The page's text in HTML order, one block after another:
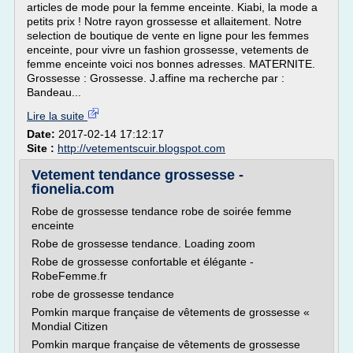
articles de mode pour la femme enceinte. Kiabi, la mode a
petits prix ! Notre rayon grossesse et allaitement. Notre
selection de boutique de vente en ligne pour les femmes
enceinte, pour vivre un fashion grossesse, vetements de
femme enceinte voici nos bonnes adresses. MATERNITE.
Grossesse : Grossesse. J.affine ma recherche par :
Bandeau...
Lire la suite
Date: 2017-02-14 17:12:17
Site : http://vetementscuir.blogspot.com
Vetement tendance grossesse -
fionelia.com
Robe de grossesse tendance robe de soirée femme
enceinte
Robe de grossesse tendance. Loading zoom
Robe de grossesse confortable et élégante -
RobeFemme.fr
robe de grossesse tendance
Pomkin marque française de vêtements de grossesse «
Mondial Citizen
Pomkin marque française de vêtements de grossesse